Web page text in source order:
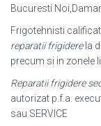
Bucuresti
Frigotehnisti
reparatii frigiderela
precum si in zonele
Reparatii frigidere
autorizat p.f.a.
sau SERVICE